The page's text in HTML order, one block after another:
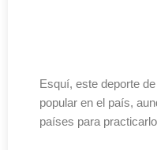
Esquí, este deporte
popular en el país,
países para